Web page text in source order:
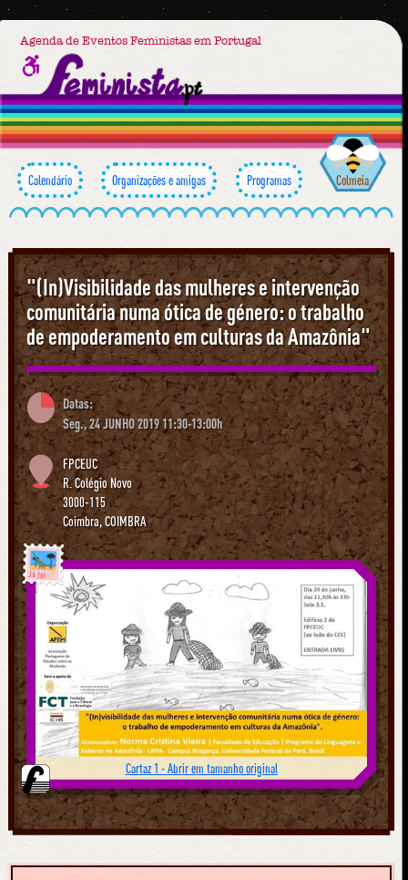
Agenda de Eventos Feministas em Portugal
Calendário Organizações e amigas Programas Colmeia
"(In)Visibilidade das mulheres e intervenção
comunitária numa ótica de género: o trabalho
de empoderamento em culturas da Amazônia"
Datas:
Seg., 24 JUNHO 2019 11:30-13:00h
FPCEUC
R. Colégio Novo
3000-115
Coimbra,COIMBRA
Já foi
Cartaz 1 - Abrir em tamanho original